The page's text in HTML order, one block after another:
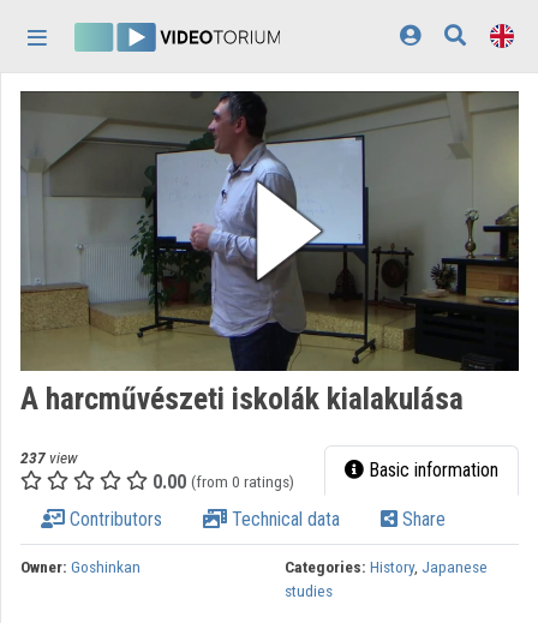
Log In
Categories
Playlists
Contributors
Appearance:
A harcművészeti iskolák kialakulása
237 view
0.00 (from 0 ratings) Basic information
Contributors Technical data Share
Owner: Goshinkan Categories: History, Japanese
studies